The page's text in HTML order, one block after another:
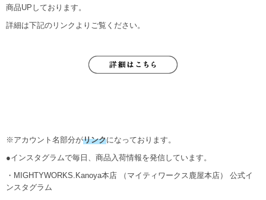
商品UPしております。
詳細は下記のリンクよりご覧ください。
※アカウント名部分がリンクになっております。
●インスタグラムで毎日、商品入荷情報を発信しています。
・MIGHTYWORKS.Kanoya本店 （マイティワークス鹿屋本店） 公式イ
ンスタグラム